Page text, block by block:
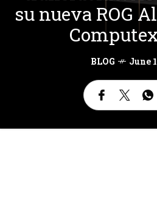
su nueva ROG
BLOG June